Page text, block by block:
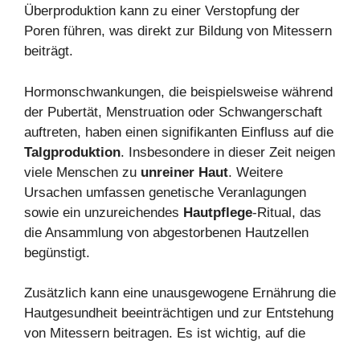
Überproduktion kann zu einer Verstopfung der
Poren führen, was direkt zur Bildung von Mitessern
beiträgt.
Hormonschwankungen, die beispielsweise während
der Pubertät, Menstruation oder Schwangerschaft
auftreten, haben einen signifikanten Einfluss auf die
Talgproduktion. Insbesondere in dieser Zeit neigen
viele Menschen zu unreiner Haut. Weitere
Ursachen umfassen genetische Veranlagungen
sowie ein unzureichendes Hautpflege-Ritual, das
die Ansammlung von abgestorbenen Hautzellen
begünstigt.
Zusätzlich kann eine unausgewogene Ernährung die
Hautgesundheit beeinträchtigen und zur Entstehung
von Mitessern beitragen. Es ist wichtig, auf die